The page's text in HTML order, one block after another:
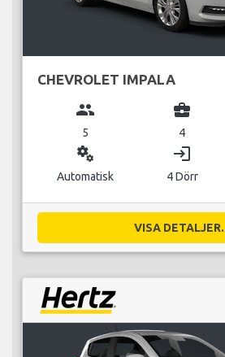
CHEVROLET IMPALA
group
5
business_center
4
miscellaneous_services
Automatisk
login
4 Dörr
VISA